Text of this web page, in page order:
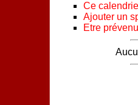
Ce
Ajouter un
Etre